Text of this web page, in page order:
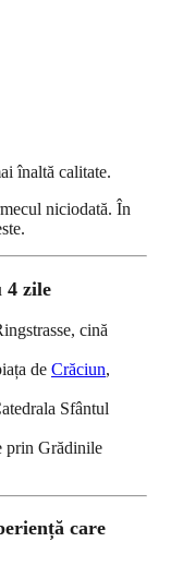
înaltă calitate.
niciodată. În
4 zile
cină
de Crăciun,
Sfântul
prin Grădinile
care